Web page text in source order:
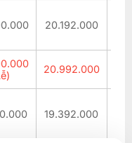
20.192.000
20.992.000
19.392.000